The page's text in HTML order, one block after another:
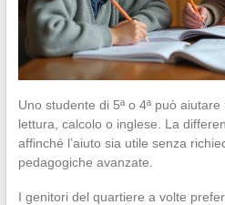
Uno studente di 5ª o 4ª può
lettura, calcolo o inglese. La
affinché l’aiuto sia utile senza
pedagogiche avanzate.
I genitori del quartiere a volte